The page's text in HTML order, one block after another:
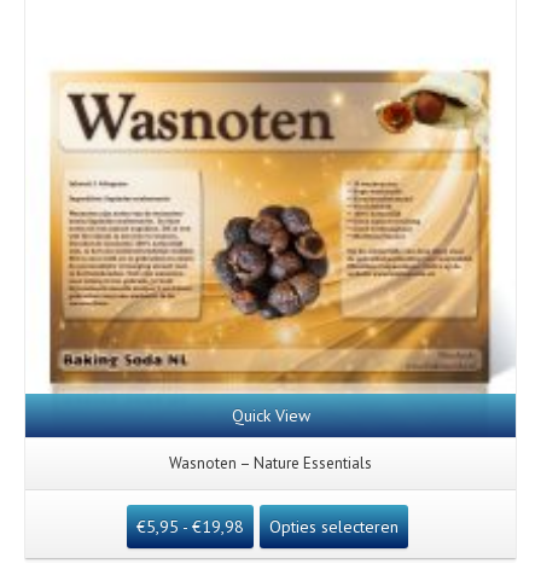
Quick View
Wasnoten – Nature Essentials
€5,95- €19,98 Opties selecteren